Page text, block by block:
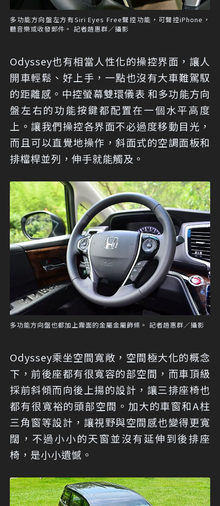
多功能方向盤左方有Siri Eyes Free聲控功能，可聲控iPhone，
聽音樂或收發郵件。 記者趙惠群／攝影
Odyssey也有相當人性化的操控界面，讓人
開車輕鬆、好上手，一點也沒有大車難駕馭
的距離感。中控螢幕雙環儀表 和多功能方向
盤左右的功能按鍵都配置在一個水平高度
上。讓我們操控各界面不必過度移動目光，
而且可以直覺地操作，斜面式的空調面板和
排檔桿並列，伸手就能觸及。
多功能方向盤也都加上霧面的金屬金屬飾條。 記者趙惠群／攝影
Odyssey乘坐空間寬敞，空間極大化的概念
下，前後座都有很寬容的部空間，而車頂級
採前斜傾而向後上揚的設計，讓三排座椅也
都有很寬裕的頭部空間。加大的車窗和A柱
三角窗等設計，讓視野與空間感也變得更寬
闊，不過小小的天窗並沒有延伸到後排座
椅，是小小遺憾。